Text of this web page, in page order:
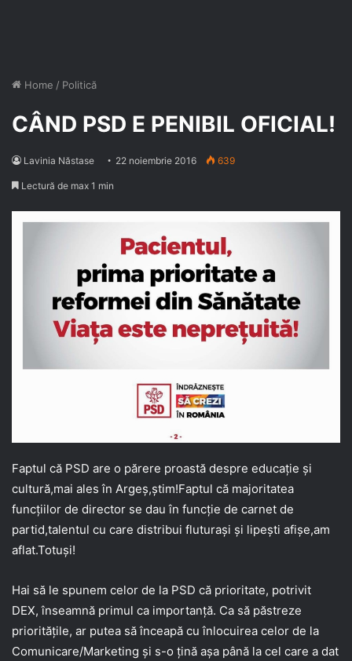
Home / Politică
CÂND PSD E PENIBIL OFICIAL!
Lavinia Năstase 22 noiembrie 2016 639
Lectură de max 1 min
Faptul că PSD are o părere proastă despre educație și
cultură,mai ales în Argeș,știm!Faptul că majoritatea
funcțiilor de director se dau în funcție de carnet de
partid,talentul cu care distribui fluturași și lipești afișe,am
aflat.Totuși!
Hai să le spunem celor de la PSD că prioritate, potrivit
DEX, înseamnă primul ca importanță. Ca să păstreze
prioritățile, ar putea să înceapă cu înlocuirea celor de la
Comunicare/Marketing și s-o țină așa până la cel care a dat